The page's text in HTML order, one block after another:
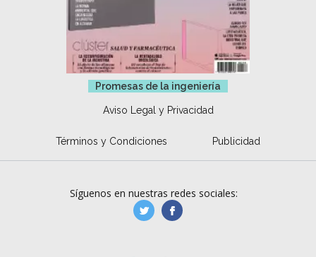
Promesas de la ingeniería
Aviso Legal y Privacidad
Términos y Condiciones Publicidad
Síguenos en nuestras redes sociales:
manufacturaGE